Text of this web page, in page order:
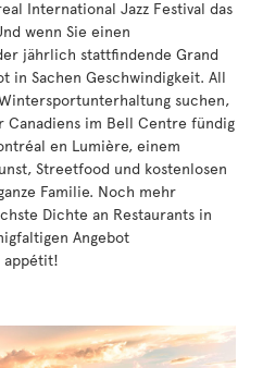
International Jazz Festival das
wenn Sie einen
jährlich stattfindende Grand
in Sachen Geschwindigkeit. All
suchen,
im Bell Centre fündig
en Lumière, einem
Streetfood und kostenlosen
Familie. Noch mehr
Dichte an Restaurants in
Angebot
appétit!